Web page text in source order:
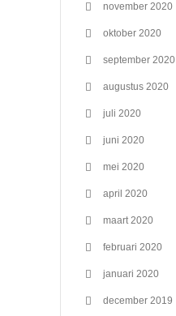
november 2020
oktober 2020
september 2020
augustus 2020
juli 2020
juni 2020
mei 2020
april 2020
maart 2020
februari 2020
januari 2020
december 2019